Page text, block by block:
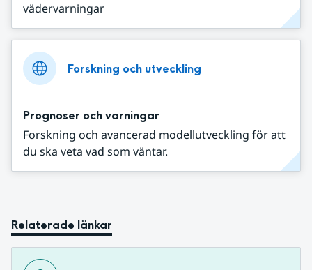
vädervarningar
Forskning och utveckling
Prognoser och varningar
Forskning och avancerad modellutveckling för att
du ska veta vad som väntar.
Relaterade länkar